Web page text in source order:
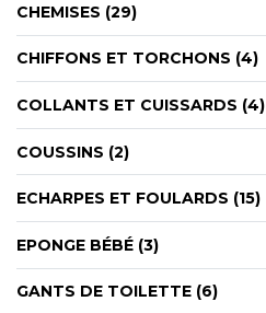
CHEMISES (29)
CHIFFONS ET TORCHONS (4)
COLLANTS ET CUISSARDS (4)
COUSSINS (2)
ECHARPES ET FOULARDS (15)
EPONGE BÉBÉ (3)
GANTS DE TOILETTE (6)